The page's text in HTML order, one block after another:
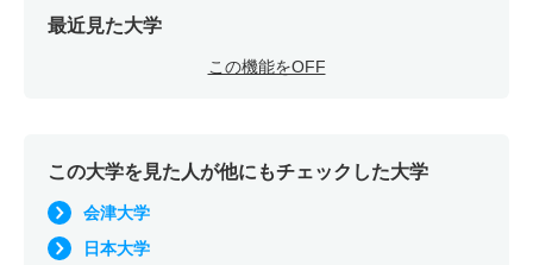
最近見た大学
この機能をOFF
この大学を見た人が他にもチェックした大学
会津大学
日本大学